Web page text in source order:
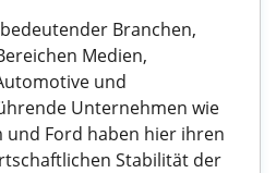
Branchen,
Medien,
und
Unternehmen wie
und Ford haben hier ihren
Stabilität der